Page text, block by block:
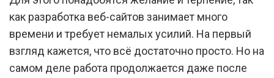
как разработка веб-сайтов занимает много
времени и требует немалых усилий. На первый
взгляд кажется, что всё достаточно просто. Но на
самом деле работа продолжается даже после